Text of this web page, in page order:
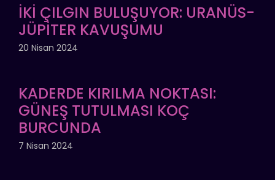
İKİ ÇILGIN BULUŞUYOR: URANÜS-
JÜPİTER KAVUŞUMU
20 Nisan 2024
KADERDE KIRILMA NOKTASI:
GÜNEŞ TUTULMASI KOÇ
BURCUNDA
7 Nisan 2024